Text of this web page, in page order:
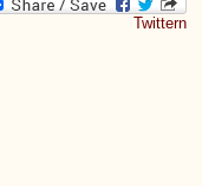
Twittern